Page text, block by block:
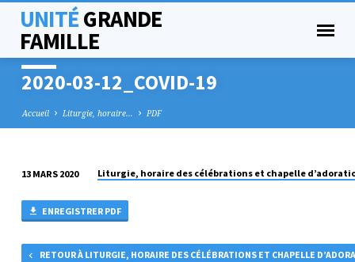
UNITÉGRANDE
FAMILLE
2020-03-12_COVID-19
Accueil Liturgie, horaire… PDF
2020-
03-
12_COVID-
19
13 MARS 2020 Liturgie, horaire des célébrations et chapelle
ENREGISTRER PDF
RETOUR À LITURGIE, HORAIRE DES CÉLÉBRATIONS ET CHAPELLE